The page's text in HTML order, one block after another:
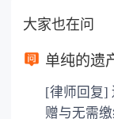
大家也在问
单纯的遗
[律师回复] 遗产赠予不一定要缴税。单纯的遗产
赠与无需